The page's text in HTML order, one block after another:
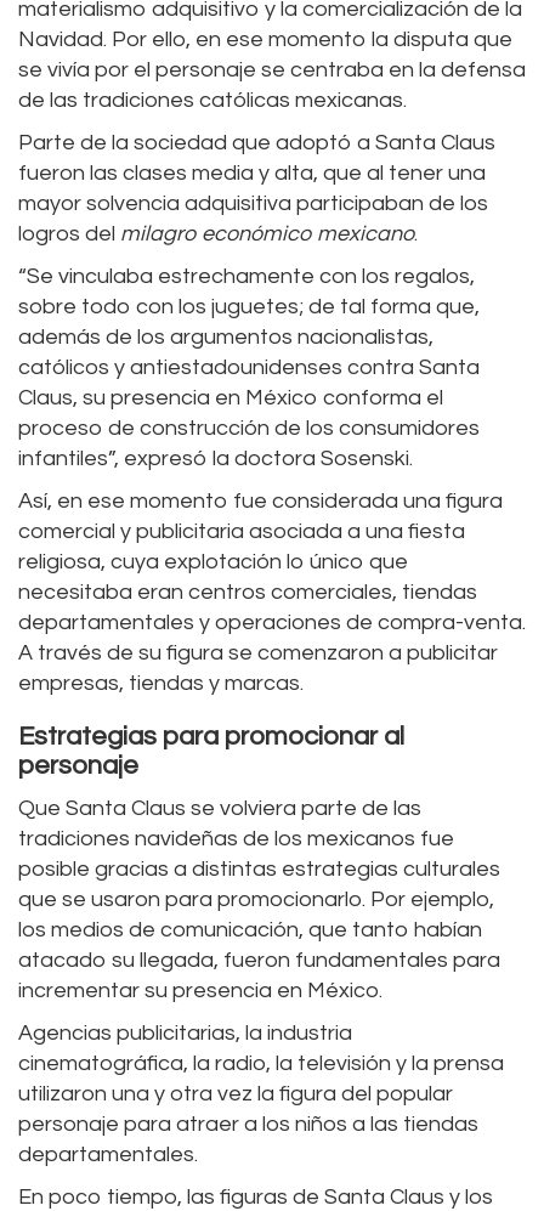
materialismo adquisitivo y la comercialización de la
Navidad. Por ello, en ese momento la disputa que
se vivía por el personaje se centraba en la defensa
de las tradiciones católicas mexicanas.
Parte de la sociedad que adoptó a Santa Claus
fueron las clases media y alta, que al tener una
mayor solvencia adquisitiva participaban de los
logros del milagro económico mexicano.
“Se vinculaba estrechamente con los regalos,
sobre todo con los juguetes; de tal forma que,
además de los argumentos nacionalistas,
católicos y antiestadounidenses contra Santa
Claus, su presencia en México conforma el
proceso de construcción de los consumidores
infantiles”, expresó la doctora Sosenski.
Así, en ese momento fue considerada una figura
comercial y publicitaria asociada a una fiesta
religiosa, cuya explotación lo único que
necesitaba eran centros comerciales, tiendas
departamentales y operaciones de compra-venta.
A través de su figura se comenzaron a publicitar
empresas, tiendas y marcas.
Estrategias para promocionar al
personaje
Que Santa Claus se volviera parte de las
tradiciones navideñas de los mexicanos fue
posible gracias a distintas estrategias culturales
que se usaron para promocionarlo. Por ejemplo,
los medios de comunicación, que tanto habían
atacado su llegada, fueron fundamentales para
incrementar su presencia en México.
Agencias publicitarias, la industria
cinematográfica, la radio, la televisión y la prensa
utilizaron una y otra vez la figura del popular
personaje para atraer a los niños a las tiendas
departamentales.
En poco tiempo, las figuras de Santa Claus y los